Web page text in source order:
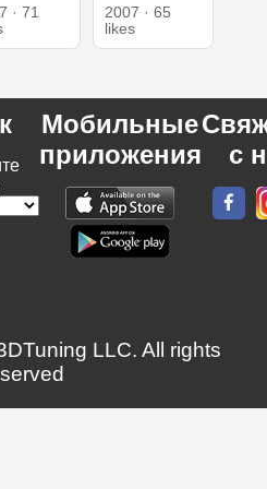
· 71
2007 · 65
likes
Мобильные
приложения
с
LLC. All rights